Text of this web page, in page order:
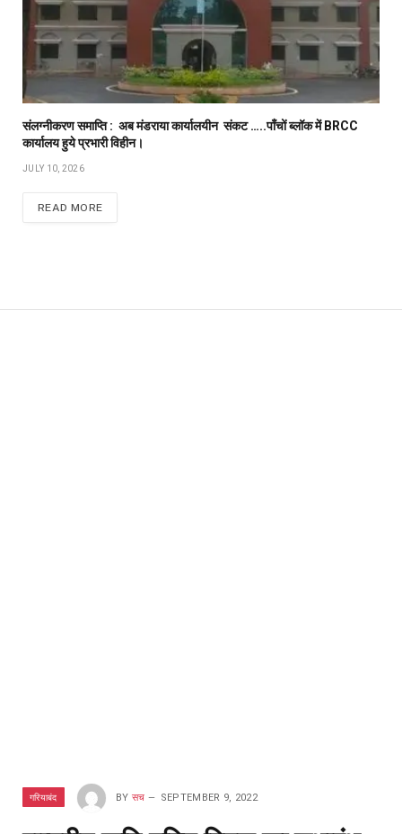
संलग्नीकरण समाप्ति : अब मंडराया कार्यालयीन संकट …..पाँचों ब्लॉक में BRCC
कार्यालय हुये प्रभारी विहीन।
JULY 10, 2026
READ MORE
गरियाबंद BY सच SEPTEMBER 9, 2022